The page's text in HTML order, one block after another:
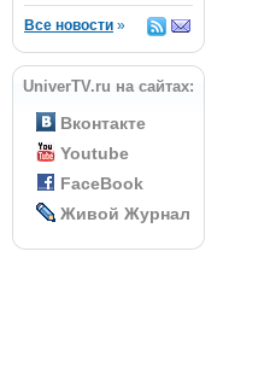
Все новости »
UniverTV.ru на сайтах:
Вконтакте
Youtube
FaceBook
Живой Журнал